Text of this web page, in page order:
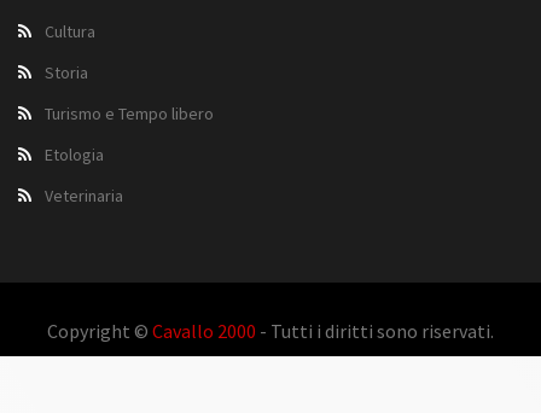
Cultura
Storia
Turismo e Tempo libero
Etologia
Veterinaria
Copyright © Cavallo 2000 - Tutti i diritti sono riservati.